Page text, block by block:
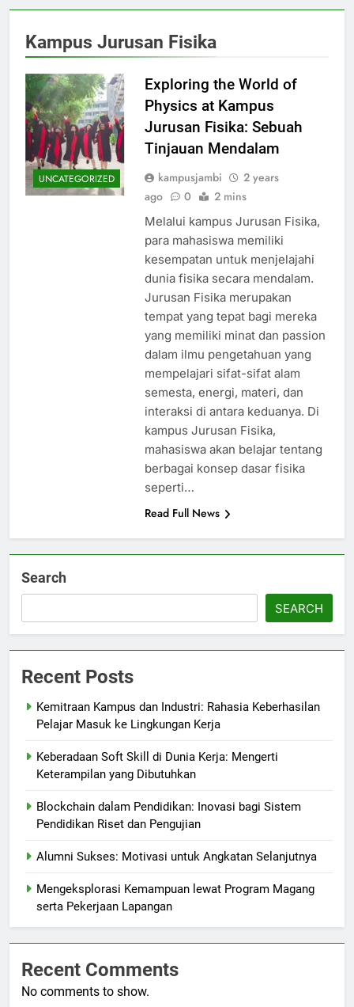
Kampus Jurusan Fisika
UNCATEGORIZED
Exploring the World of
Physics at Kampus
Jurusan Fisika: Sebuah
Tinjauan Mendalam
kampusjambi
2 years
ago
0 2 mins
Melalui kampus Jurusan Fisika,
para mahasiswa memiliki
kesempatan untuk menjelajahi
dunia fisika secara mendalam.
Jurusan Fisika merupakan
tempat yang tepat bagi mereka
yang memiliki minat dan passion
dalam ilmu pengetahuan yang
mempelajari sifat-sifat alam
semesta, energi, materi, dan
interaksi di antara keduanya. Di
kampus Jurusan Fisika,
mahasiswa akan belajar tentang
berbagai konsep dasar fisika
seperti…
Read Full News
Search
SEARCH
Recent Posts
Kemitraan Kampus dan Industri: Rahasia Keberhasilan
Pelajar Masuk ke Lingkungan Kerja
Keberadaan Soft Skill di Dunia Kerja: Mengerti
Keterampilan yang Dibutuhkan
Blockchain dalam Pendidikan: Inovasi bagi Sistem
Pendidikan Riset dan Pengujian
Alumni Sukses: Motivasi untuk Angkatan Selanjutnya
Mengeksplorasi Kemampuan lewat Program Magang
serta Pekerjaan Lapangan
Recent Comments
No comments to show.